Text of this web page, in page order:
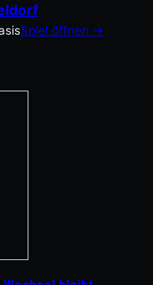
Spiel öffnen →